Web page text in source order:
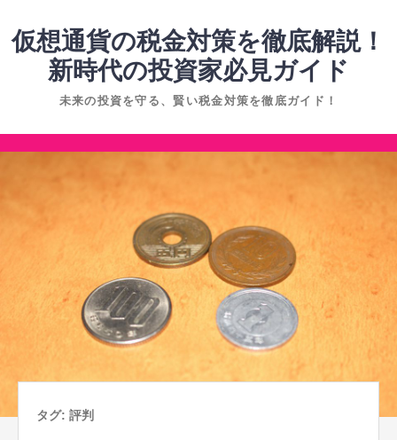
ン
へ
ス
仮想通貨の税金対策を徹底解説！
新時代の投資家必見ガイド
未来の投資を守る、賢い税金対策を徹底ガイド！
コ
テ
タグ: 評判